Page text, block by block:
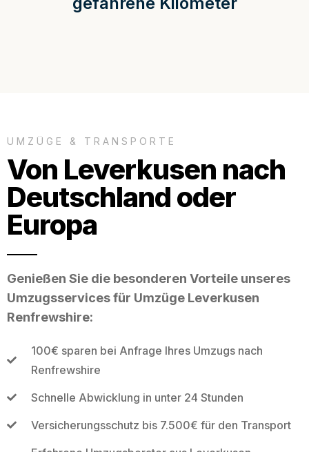
UMZÜGE & TRANSPORTE
Von Leverkusen nach
Deutschland oder
Europa
Genießen Sie die besonderen Vorteile unseres
Umzugsservices für Umzüge Leverkusen
Renfrewshire:
100€ sparen bei Anfrage Ihres Umzugs nach
Renfrewshire
Schnelle Abwicklung in unter 24 Stunden
Versicherungsschutz bis 7.500€ für den Transport